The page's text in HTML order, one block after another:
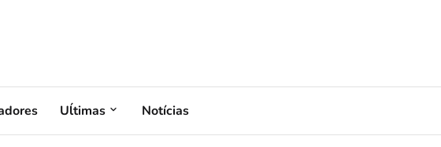
Uĺtimas Notícias